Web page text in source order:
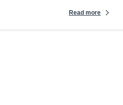
Read more